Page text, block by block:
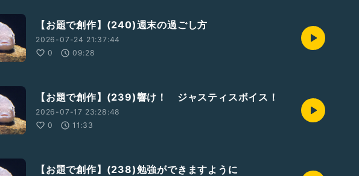
【お題で創作】(240)週末の過ごし方
2026-07-24 21:37:44
0
09:28
【お題で創作】(239)響け！ ジャスティスボイス！
2026-07-17 23:28:48
0
11:33
【お題で創作】(238)勉強ができますように